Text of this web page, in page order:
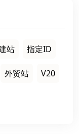
站 指定ID
外贸站 V20